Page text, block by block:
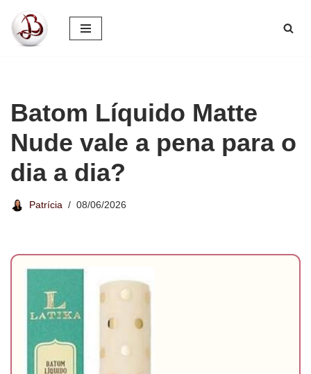
Pular
Batom Líquido Matte
Nude vale a pena para o
dia a dia?
Patrícia 08/06/2026